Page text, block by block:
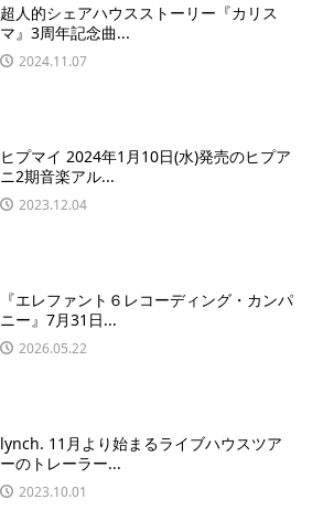
超人的シェアハウスストーリー『カリス
マ』3周年記念曲...
2024.11.07
ヒプマイ 2024年1月10日(水)発売のヒプア
ニ2期音楽アル...
2023.12.04
『エレファント６レコーディング・カンパ
ニー』7月31日...
2026.05.22
lynch. 11月より始まるライブハウスツア
ーのトレーラー...
2023.10.01